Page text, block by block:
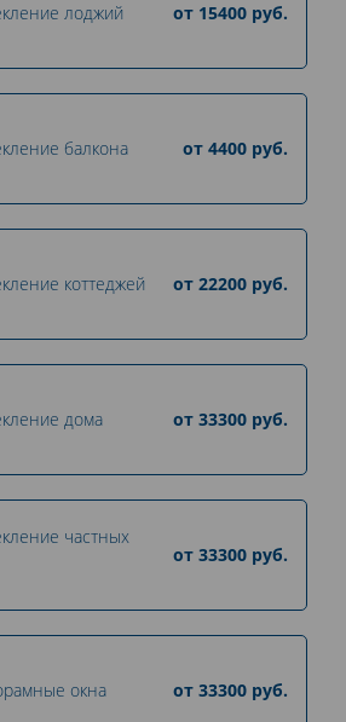
лоджий от 15400 руб.
балкона от 4400 руб.
коттеджей от 22200 руб.
дома от 33300 руб.
частных
от 33300 руб.
окна от 33300 руб.